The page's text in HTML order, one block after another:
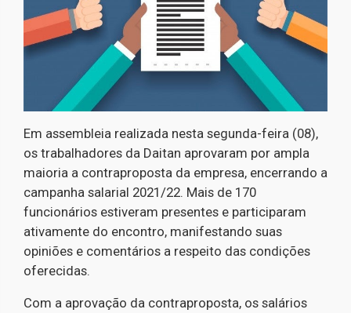
Em assembleia realizada nesta segunda-feira (08),
os trabalhadores da Daitan aprovaram por ampla
maioria a contraproposta da empresa, encerrando a
campanha salarial 2021/22. Mais de 170
funcionários estiveram presentes e participaram
ativamente do encontro, manifestando suas
opiniões e comentários a respeito das condições
oferecidas.
Com a aprovação da contraproposta, os salários